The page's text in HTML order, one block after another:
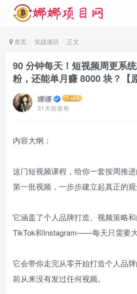
首页 实战项目 正文
90 分钟每天！短视频周更系
粉，还能单月赚 8000 块？【
娜娜
31天前发布
内容大纲：
这门短视频课程，给你一套按周推
第一批视频，一步步建立起真正的观
它涵盖了个人品牌打造、视频策略
TikTok和Instagram——每天只需要大
它会带你走完从零开始打造个人品
前从来没有发过任何视频。